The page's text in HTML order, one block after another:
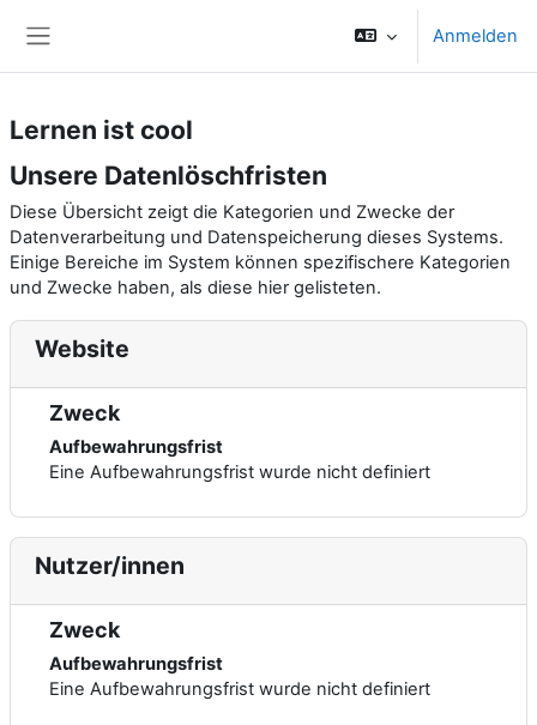
Anmelden
Lernen ist cool
Unsere Datenlöschfristen
Diese Übersicht zeigt die Kategorien und Zwecke der
Datenverarbeitung und Datenspeicherung dieses Systems.
Einige Bereiche im System können spezifischere Kategorien
und Zwecke haben, als diese hier gelisteten.
Website
Zweck
Aufbewahrungsfrist
Eine Aufbewahrungsfrist wurde nicht definiert
Nutzer/innen
Zweck
Aufbewahrungsfrist
Eine Aufbewahrungsfrist wurde nicht definiert